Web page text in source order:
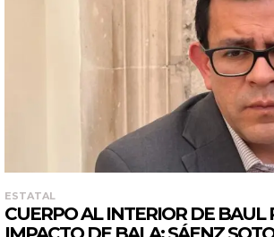
ESTATAL
CUERPO AL INTERIOR DE BAUL